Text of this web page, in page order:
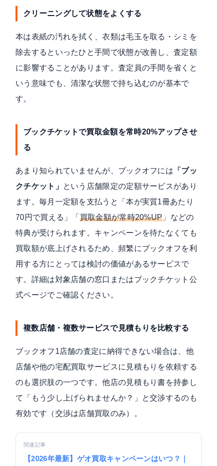
クリーニングして状態をよくする
本は表紙の汚れを拭く、衣類は毛玉を取る・シミを
除去するといったひと手間で状態が改善し、査定額
に影響することがあります。査定員の手間を省くと
いう意味でも、清潔な状態で持ち込むのが基本で
す。
ブックチケットで買取金額を常時20%アップさせ
る
あまり知られていませんが、ブックオフには 「ブッ
クチケット」 という店舗限定の定額サービスがあり
ます。毎月一定額を支払うと「本が実質1冊あたり
70円で買える」「 買取金額が常時20%UP 」などの
特典が受けられます。キャンペーンを待たなくても
買取額が底上げされるため、頻繁にブックオフを利
用する方にとっては検討の価値があるサービスで
す。詳細は対象店舗の窓口またはブックチケット公
式ページでご確認ください。
複数店舗・複数サービスで見積もりを比較する
ブックオフ1店舗の査定に納得できない場合は、他
店舗や他の宅配買取サービスに見積もりを依頼する
のも選択肢の一つです。他店の見積もり書を持参し
て「もう少し上げられませんか？」と交渉するのも
有効です（交渉は店舗買取のみ）。
関連記事
【2026年最新】ゲオ買取キャンペーンはいつ？｜